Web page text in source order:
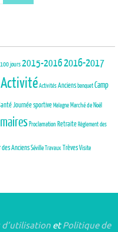
100 jours2015-20162016-2017
ActivitéActivitésAnciens banquetCamp
Journée sportive Malagne Marché de Noël
Proclamation Retraite Règlement des
des AnciensSévilleTravauxTrèvesVisite
d’utilisation etPolitique de